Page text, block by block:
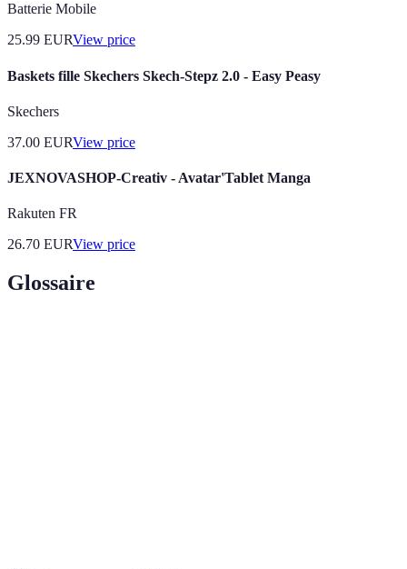
Batterie Mobile
25.99 EURView price
Baskets fille Skechers Skech-Stepz 2.0 - Easy Peasy
Skechers
37.00 EURView price
JEXNOVASHOP-Creativ - Avatar'Tablet Manga
Rakuten FR
26.70 EURView price
Glossaire